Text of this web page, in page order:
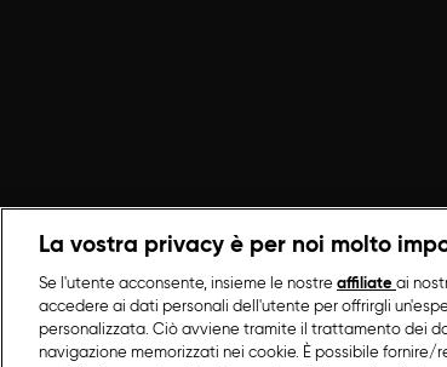
La vostra privacy è per noi molto
Se l'utente acconsente, insieme le nostre affiliate ai
accedere ai dati personali dell'utente per offrirgli
personalizzata. Ciò avviene tramite il trattamento dei
navigazione memorizzati nei cookie. È possibile fornire/